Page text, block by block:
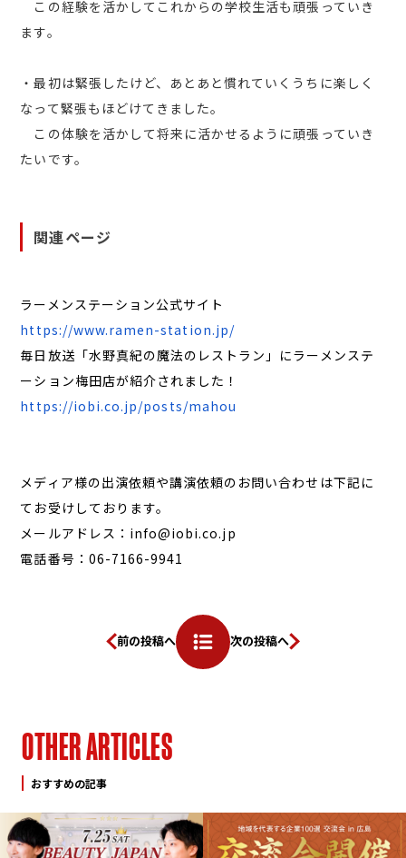
この経験を活かしてこれからの学校生活も頑張っていき
ます。
・最初は緊張したけど、あとあと慣れていくうちに楽しく
なって緊張もほどけてきました。
この体験を活かして将来に活かせるように頑張っていき
たいです。
関連ページ
ラーメンステーション公式サイト
https://www.ramen-station.jp/
毎日放送「水野真紀の魔法のレストラン」にラーメンステ
ーション梅田店が紹介されました！
https://iobi.co.jp/posts/mahou
メディア様の出演依頼や講演依頼のお問い合わせは下記に
てお受けしております。
メールアドレス：info@iobi.co.jp
電話番号：06-7166-9941
前の投稿へ 次の投稿へ
OTHERARTICLES
おすすめの記事